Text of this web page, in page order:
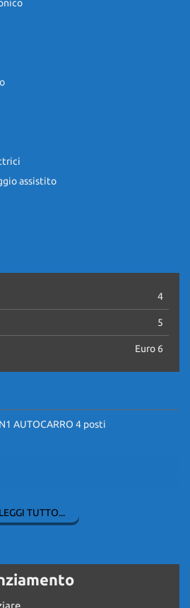
assistito
4
5
Euro 6
AUTOCARRO 4 posti
LEGGI TUTTO...